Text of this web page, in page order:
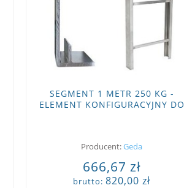
SEGMENT 1 METR 250 KG -
ELEMENT KONFIGURACYJNY DO
Producent:Geda
666,67 zł
brutto: 820,00 zł